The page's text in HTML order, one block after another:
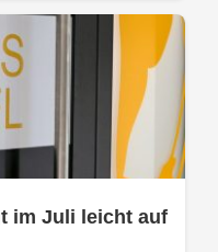
im Juli leicht auf